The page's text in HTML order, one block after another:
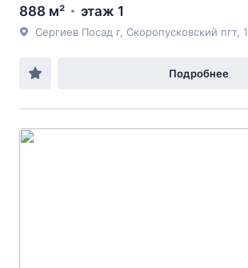
888 м² этаж 1
Сергиев Посад г, Скоропусковский пгт, 1
Подробнее